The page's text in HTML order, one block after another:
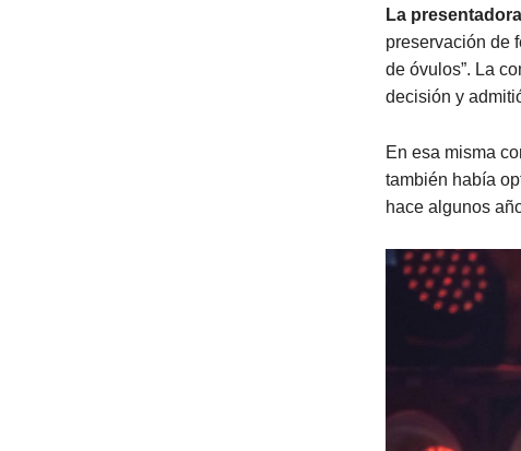
La
preservación de
de óvulos”. La
decisión y
En esa misma
también había
hace algunos